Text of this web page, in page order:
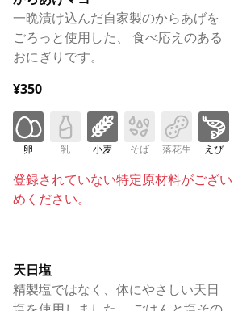
一晩漬け込んだ自家製のからあげを
ごろっと使用した、 食べ応えのある
おにぎりです。
¥350
卵 乳 小麦 そば 落花生 えび
登録されていない特定原材料がござ
めください。
天日塩
精製塩ではなく、体にやさしい天日